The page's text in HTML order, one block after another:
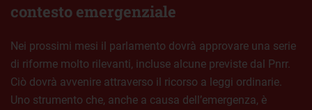
contesto emergenziale
Nei prossimi mesi il parlamento dovrà approvare una serie
di riforme molto rilevanti, incluse alcune previste dal Pnrr.
Ciò dovrà avvenire attraverso il ricorso a leggi ordinarie.
Uno strumento che, anche a causa dell’emergenza, è